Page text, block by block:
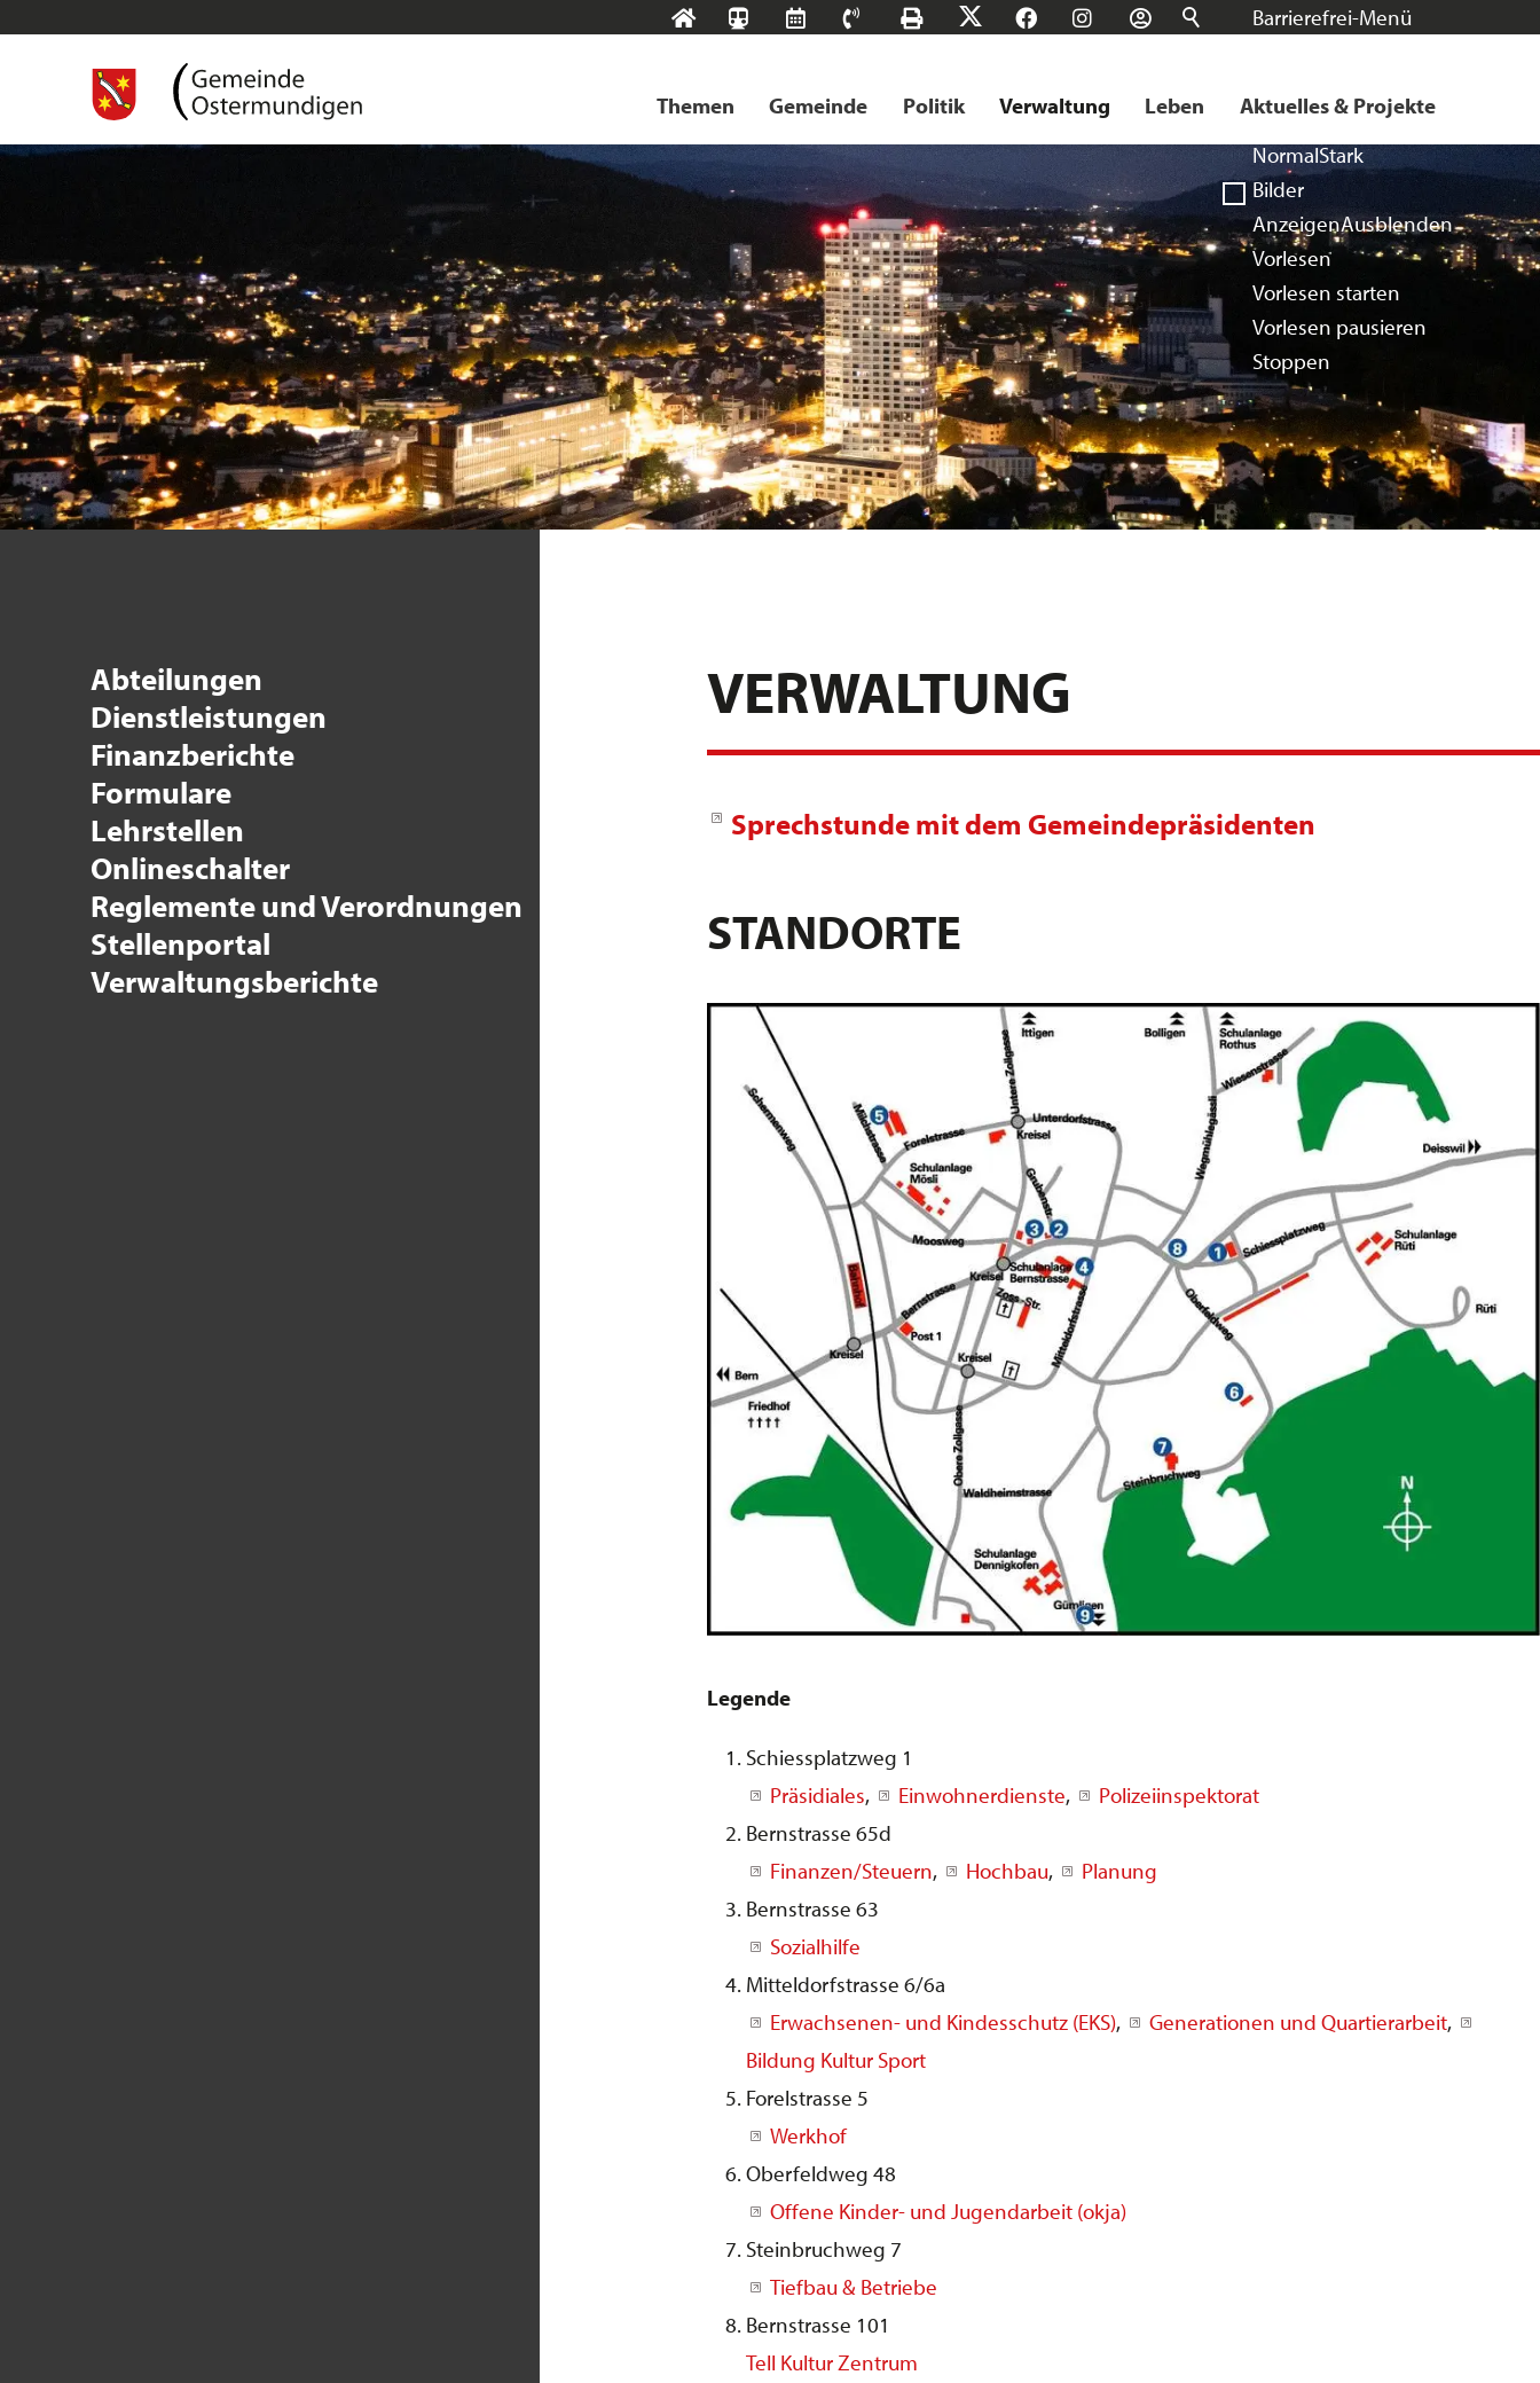
Barrierefrei-Menü
Kontrast
NormalStark
Bilder
AnzeigenAusblenden
Vorlesen
Vorlesen starten
Vorlesen pausieren
Stoppen
StartSBB-
RMS KontaktDrucken FacebookInstagram
Login
Themen Gemeinde Politik Verwaltung Leben Aktuelles & Projekte
Abteilungen
Dienstleistungen
Finanzberichte
Formulare
Lehrstellen
Onlineschalter
Reglemente und Verordnungen
Stellenportal
Verwaltungsberichte
VERWALTUNG
Sprechstunde mit dem Gemeindepräsidenten
STANDORTE
Legende
Schiessplatzweg 1
Präsidiales, Einwohnerdienste,
Polizeiinspektorat
Bernstrasse 65d
Finanzen/Steuern, Hochbau,
Planung
Bernstrasse 63
Sozialhilfe
Mitteldorfstrasse 6/6a
Erwachsenen- und Kindesschutz (EKS), Generationen und Quartierarbeit,
Bildung Kultur Sport
Forelstrasse 5
Werkhof
Oberfeldweg 48
Offene Kinder- und Jugendarbeit (okja)
Steinbruchweg 7
Tiefbau & Betriebe
Bernstrasse 101
Tell Kultur Zentrum